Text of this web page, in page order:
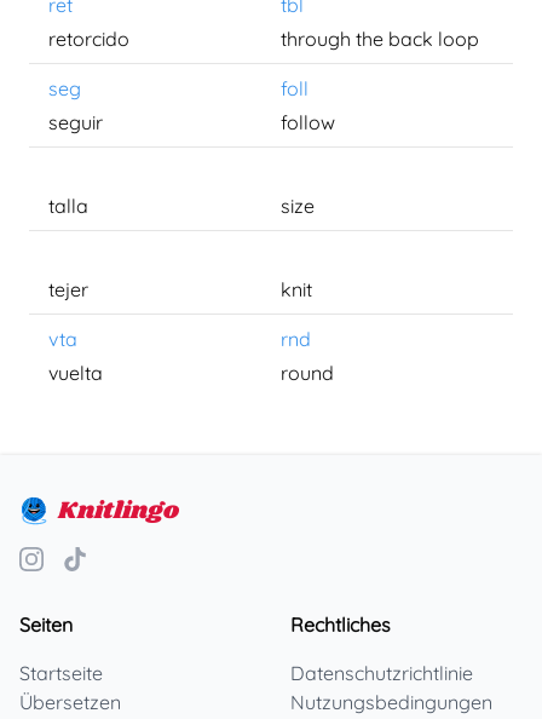
ret
tbl
retorcido
through the back loop
seg
foll
seguir
follow
talla size
tejer knit
vta
rnd
vuelta
round
Knitlingo
Seiten
Startseite
Übersetzen
Rechtliches
Datenschutzrichtlinie
Nutzungsbedingungen